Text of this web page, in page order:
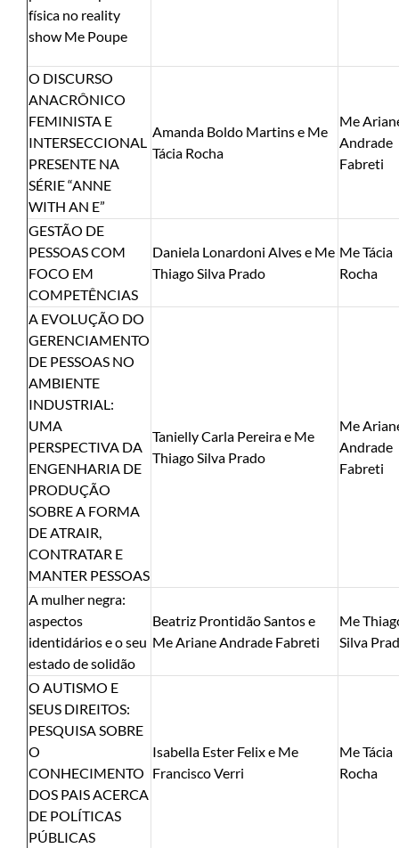
física no reality
show Me Poupe
O DISCURSO
ANACRÔNICO
FEMINISTA E
INTERSECCIONAL
PRESENTE NA
SÉRIE “ANNE
WITH AN E”
Amanda Boldo Martins e Me
Tácia Rocha
Me
Andrade
Fabreti
GESTÃO DE
PESSOAS COM
FOCO EM
COMPETÊNCIAS
Daniela Lonardoni Alves e Me
Thiago Silva Prado
Me Tácia
Rocha
A EVOLUÇÃO DO
GERENCIAMENTO
DE PESSOAS NO
AMBIENTE
INDUSTRIAL:
UMA
PERSPECTIVA DA
ENGENHARIA DE
PRODUÇÃO
SOBRE A FORMA
DE ATRAIR,
CONTRATAR E
MANTER PESSOAS
Tanielly Carla Pereira e Me
Thiago Silva Prado
Me
Andrade
Fabreti
A mulher negra:
aspectos
identidários e o seu
estado de solidão
Beatriz Prontidão Santos e
Me Ariane Andrade Fabreti
Me
Silva
O AUTISMO E
SEUS DIREITOS:
PESQUISA SOBRE
O
CONHECIMENTO
DOS PAIS ACERCA
DE POLÍTICAS
PÚBLICAS
Isabella Ester Felix e Me
Francisco Verri
Me Tácia
Rocha